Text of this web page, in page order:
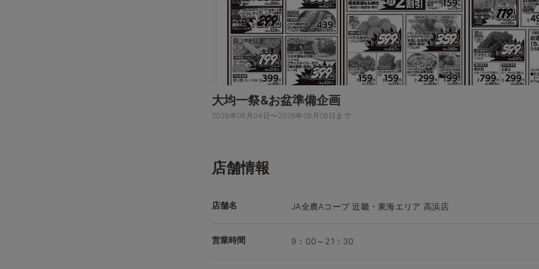
大均一祭&お盆準備企画
2026年08月04日〜2026年08月06日まで
店舗情報
店舗名 JA全農Aコープ 近畿・東海エリア 高浜店
営業時間 9：00～21：30